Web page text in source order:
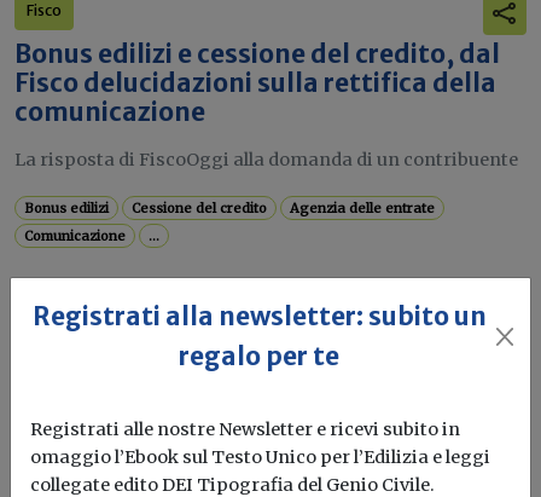
Fisco
Bonus edilizi e cessione del credito, dal
Fisco delucidazioni sulla rettifica della
comunicazione
La risposta di FiscoOggi alla domanda di un contribuente
Bonus edilizi Cessione del credito
Agenzia delle entrate
Comunicazione
...
Ultime notizie
Fondo adeguamento prezzi materiali da
ripartizione delle risorse e rettifica in
Gazzetta
Registrati alla newsletter: subito un
regalo per te
Registrati alle nostre Newsletter e ricevi subito in
omaggio l’Ebook sul Testo Unico per l’Edilizia e leggi
collegate edito DEI Tipografia del Genio Civile.